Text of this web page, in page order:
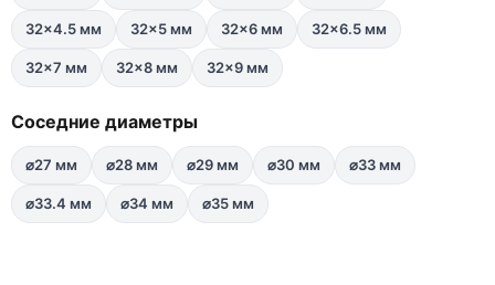
32×4.5 мм 32×5 мм 32×6 мм 32×6.5 мм
32×7 мм 32×8 мм 32×9 мм
Соседние диаметры
⌀27 мм ⌀28 мм ⌀29 мм ⌀30 мм ⌀33 мм
⌀33.4 мм ⌀34 мм ⌀35 мм